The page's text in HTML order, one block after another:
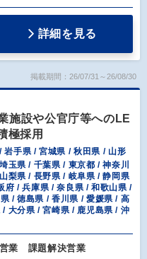
詳細を見る
掲載期間：26/07/31～26/08/30
施設や公官庁等へのLE
極採用
岩手県 / 宮城県 / 秋田県 / 山形
玉県 / 千葉県 / 東京都 / 神奈川
梨県 / 長野県 / 岐阜県 / 静岡県
府 / 兵庫県 / 奈良県 / 和歌山県 /
/ 徳島県 / 香川県 / 愛媛県 / 高
大分県 / 宮崎県 / 鹿児島県 / 沖
業 課題解決営業